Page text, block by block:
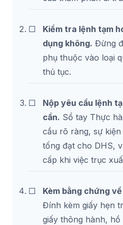
Kiểm tra lệnh tạm
dụng không. Đừng
phụ thuộc vào loại
thủ tục.
Nộp yêu cầu lệnh
cần. Sổ tay Thực
cầu rõ ràng, sự
tống đạt cho DHS,
cấp khi việc trục
Kèm bằng chứng
Đính kèm giấy hẹn
giấy thông hành, hồ